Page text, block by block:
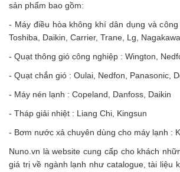
sản phẩm bao gồm:
- Máy điều hòa không khí dân dụng và công
Toshiba, Daikin, Carrier, Trane, Lg,
- Quạt thông gió công nghiệp : Wington,
- Quạt chắn gió : Oulai, Nedfon, Panasonic,
- Máy nén lạnh : Copeland, Danfoss, Daikin
- Tháp giải nhiệt : Liang Chi, Kingsun
- Bơm nước xả chuyên dùng cho máy lạnh :
Nuno.vn là website cung cấp cho khách
giá trị về ngành lạnh như catalogue, tài liệu